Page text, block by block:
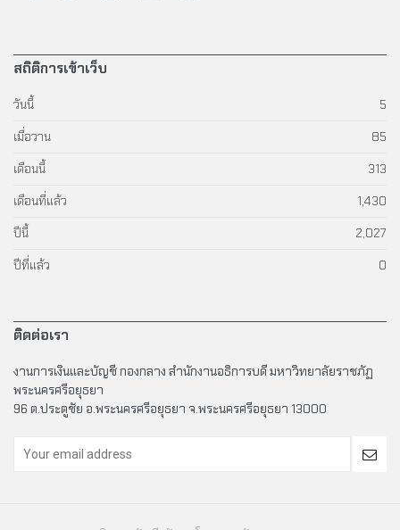
สถิติการเข้าเว็บ
วันนี้
5
เมื่อวาน
85
เดือนนี้
313
เดือนที่แล้ว
1,430
ปีนี้
2,027
ปีที่แล้ว
0
ติดต่อเรา
งานการเงินและบัญชี กองกลาง สำนักงานอธิการบดี มหาวิทยาลัยราชภัฏ
พระนครศรีอยุธยา
96 ต.ประตูชัย อ.พระนครศรีอยุธยา จ.พระนครศรีอยุธยา 13000